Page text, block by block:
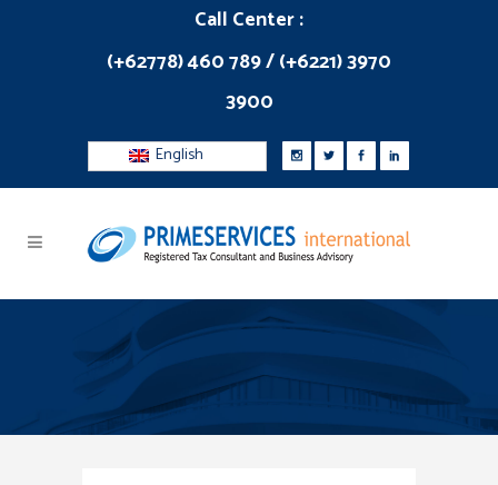
Call Center :
(+62778) 460 789 / (+6221) 3970
3900
English